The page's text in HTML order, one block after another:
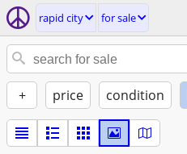
rapid city for sale
+ price condition